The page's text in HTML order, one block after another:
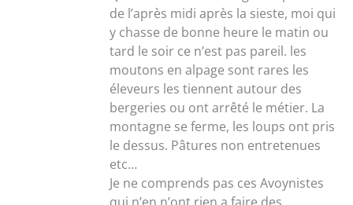
de l’après midi après la sieste, moi qui
y chasse de bonne heure le matin ou
tard le soir ce n’est pas pareil. les
moutons en alpage sont rares les
éleveurs les tiennent autour des
bergeries ou ont arrêté le métier. La
montagne se ferme, les loups ont pris
le dessus. Pâtures non entretenues
etc…
Je ne comprends pas ces Avoynistes